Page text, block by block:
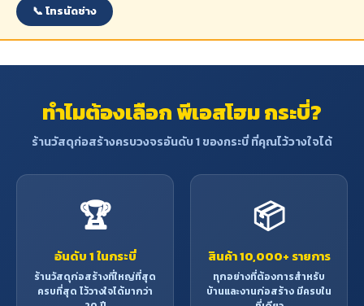
📞 โทรนัดช่าง
ทำไมต้องเลือก พีเอสโฮม กระบี่?
ร้านวัสดุก่อสร้างครบวงจรอันดับ 1 ของกระบี่ ที่คุณไว้วางใจได้
🏆
อันดับ 1 ในกระบี่
ร้านวัสดุก่อสร้างที่ใหญ่ที่สุด
ครบที่สุด ไว้วางใจได้มากว่า
📦
สินค้า 10,000+ รายการ
ทุกอย่างที่ต้องการสำหรับ
บ้านและงานก่อสร้าง มีครบใน